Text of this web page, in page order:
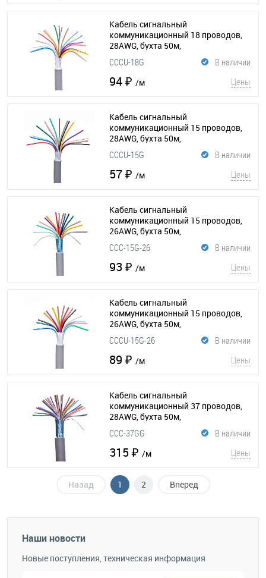
Кабель сигнальный
коммуникационный 18 проводов,
28AWG, бухта 50м,
неэкранированный, серый
(015-189)
В наличии
CCCU-18G
94 ₽ /м Цены
Кабель сигнальный
коммуникационный 15 проводов,
28AWG, бухта 50м,
неэкранированный, серый
(015-188)
В наличии
CCCU-15G
57 ₽ /м Цены
Кабель сигнальный
коммуникационный 15 проводов,
26AWG, бухта 50м,
экранированный, серый (015-202)
В наличии
CCC-15G-26
93 ₽ /м Цены
Кабель сигнальный
коммуникационный 15 проводов,
26AWG, бухта 50м,
неэкранированный, серый
(015-196)
В наличии
CCCU-15G-26
89 ₽ /м Цены
Кабель сигнальный
коммуникационный 37 проводов,
28AWG, бухта 50м,
экранированный, серый (015-091)
В наличии
CCC-37GG
315 ₽ /м Цены
Назад 1 2 Вперед
Наши новости
Новые поступления, техническая информация